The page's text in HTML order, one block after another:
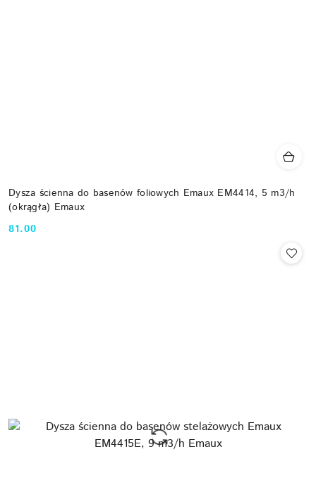
Dysza ścienna do basenów foliowych Emaux EM4414, 5 m3/h
(okrągła) Emaux
Cena:
81.00